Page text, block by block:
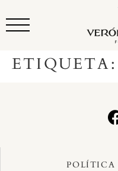
ETIQUETA:
POLÍTICA